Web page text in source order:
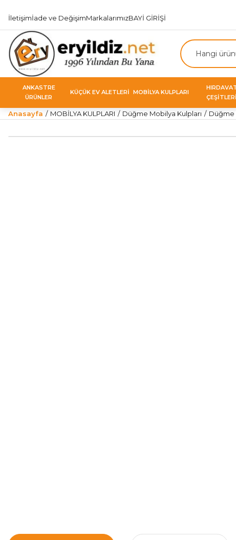
İletişimİade ve DeğişimMarkalarımızBAYİ GİRİŞİ
ANKASTRE
ÜRÜNLER
KÜÇÜK EV ALETLERİ MOBİLYA KULPLARI
ÇEŞİTLERİ
Anasayfa MOBİLYA KULPLARI Düğme Mobilya Kulpları Düğme